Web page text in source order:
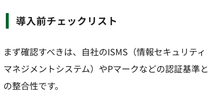
導入前チェックリスト
まず確認すべきは、自社のISMS（情報セキュリティ
マネジメントシステム）やPマークなどの認証基準と
の整合性です。